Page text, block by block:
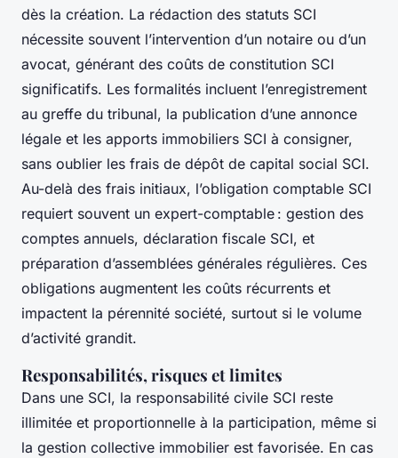
dès la création. La rédaction des statuts SCI
nécessite souvent l’intervention d’un notaire ou d’un
avocat, générant des coûts de constitution SCI
significatifs. Les formalités incluent l’enregistrement
au greffe du tribunal, la publication d’une annonce
légale et les apports immobiliers SCI à consigner,
sans oublier les frais de dépôt de capital social SCI.
Au-delà des frais initiaux, l’obligation comptable SCI
requiert souvent un expert-comptable : gestion des
comptes annuels, déclaration fiscale SCI, et
préparation d’assemblées générales régulières. Ces
obligations augmentent les coûts récurrents et
impactent la pérennité société, surtout si le volume
d’activité grandit.
Responsabilités, risques et limites
Dans une SCI, la responsabilité civile SCI reste
illimitée et proportionnelle à la participation, même si
la gestion collective immobilier est favorisée. En cas